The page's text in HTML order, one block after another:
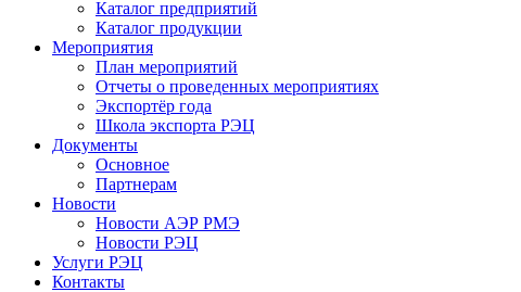
Каталог предприятий
Каталог продукции
Мероприятия
План мероприятий
Отчеты о проведенных мероприятиях
Экспортёр года
Школа экспорта РЭЦ
Документы
Основное
Партнерам
Новости
Новости АЭР РМЭ
Новости РЭЦ
Услуги РЭЦ
Контакты